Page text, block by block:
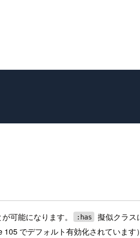
可能になります。 :has
擬似クラス
でデフォルト有効化されています